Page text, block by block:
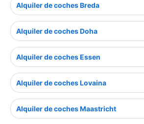
Alquiler de coches Breda
Alquiler de coches Doha
Alquiler de coches Essen
Alquiler de coches Lovaina
Alquiler de coches Maastricht